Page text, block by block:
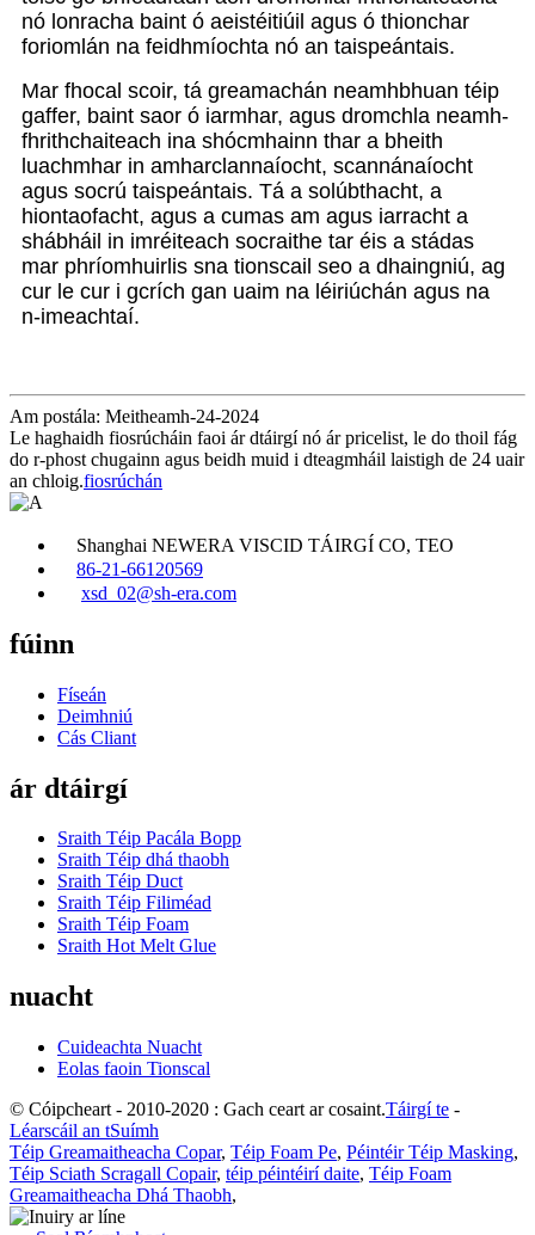
nó lonracha baint ó aeistéitiúil agus ó thionchar
foriomlán na feidhmíochta nó an taispeántais.
Mar fhocal scoir, tá greamachán neamhbhuan téip
gaffer, baint saor ó iarmhar, agus dromchla neamh-
fhrithchaiteach ina shócmhainn thar a bheith
luachmhar in amharclannaíocht, scannánaíocht
agus socrú taispeántais. Tá a solúbthacht, a
hiontaofacht, agus a cumas am agus iarracht a
shábháil in imréiteach socraithe tar éis a stádas
mar phríomhuirlis sna tionscail seo a dhaingniú, ag
cur le cur i gcrích gan uaim na léiriúchán agus na
n-imeachtaí.
Am postála: Meitheamh-24-2024
Le haghaidh fiosrúcháin faoi ár dtáirgí nó ár pricelist, le do thoil fág
do r-phost chugainn agus beidh muid i dteagmháil laistigh de 24 uair
an chloig.fiosrúchán
Shanghai NEWERA VISCID TÁIRGÍ CO, TEO
86-21-66120569
xsd_02@sh-era.com
fúinn
Físeán
Deimhniú
Cás Cliant
ár dtáirgí
Sraith Téip Pacála Bopp
Sraith Téip dhá thaobh
Sraith Téip Duct
Sraith Téip Filiméad
Sraith Téip Foam
Sraith Hot Melt Glue
nuacht
Cuideachta Nuacht
Eolas faoin Tionscal
© Cóipcheart - 2010-2020 : Gach ceart ar cosaint.Táirgí te -
Léarscáil an tSuímh
Téip Greamaitheacha Copar, Téip Foam Pe, Péintéir Téip Masking,
Téip Sciath Scragall Copair, téip péintéirí daite, Téip Foam
Greamaitheacha Dhá Thaobh,